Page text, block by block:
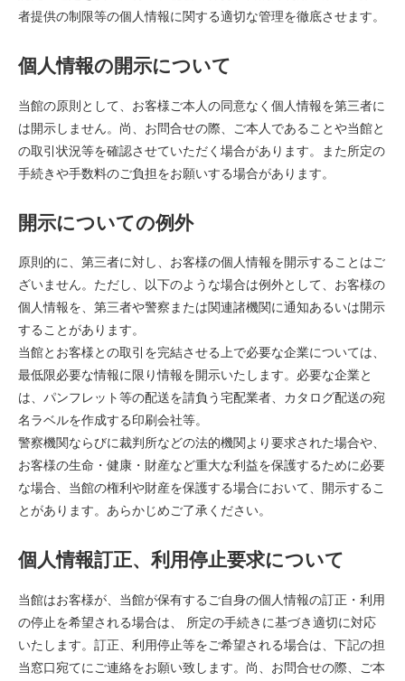
者提供の制限等の個人情報に関する適切な管理を徹底させます。
個人情報の開示について
当館の原則として、お客様ご本人の同意なく個人情報を第三者に
は開示しません。尚、お問合せの際、ご本人であることや当館と
の取引状況等を確認させていただく場合があります。また所定の
手続きや手数料のご負担をお願いする場合があります。
開示についての例外
原則的に、第三者に対し、お客様の個人情報を開示することはご
ざいません。ただし、以下のような場合は例外として、お客様の
個人情報を、第三者や警察または関連諸機関に通知あるいは開示
することがあります。
当館とお客様との取引を完結させる上で必要な企業については、
最低限必要な情報に限り情報を開示いたします。必要な企業と
は、パンフレット等の配送を請負う宅配業者、カタログ配送の宛
名ラベルを作成する印刷会社等。
警察機関ならびに裁判所などの法的機関より要求された場合や、
お客様の生命・健康・財産など重大な利益を保護するために必要
な場合、当館の権利や財産を保護する場合において、開示するこ
とがあります。あらかじめご了承ください。
個人情報訂正、利用停止要求について
当館はお客様が、当館が保有するご自身の個人情報の訂正・利用
の停止を希望される場合は、 所定の手続きに基づき適切に対応
いたします。訂正、利用停止等をご希望される場合は、下記の担
当窓口宛てにご連絡をお願い致します。尚、お問合せの際、ご本